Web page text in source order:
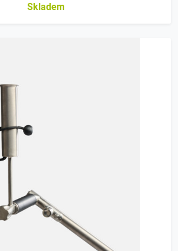
Skladem